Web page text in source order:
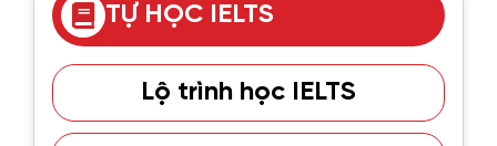
TỰ HỌC IELTS
Lộ trình học IELTS